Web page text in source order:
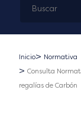
Inicio
Normativa
Consulta
regalías de Carbón